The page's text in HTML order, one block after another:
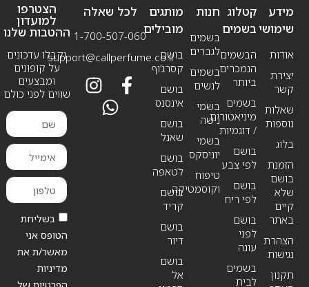
מידע
שימושי
אודות
יצירת
קשר
שאלות
נוספות
בלוג
הזמנת
בושם
שלא
קיים
באתר
הצהרת
נגישות
תקנון
חנות
בשמים
לגברים
בשמים
לנשים
בשמי
נישה
בשמי
יוניסקס
טיפוח
וקוסמטיקה
קטלוג
בשמים
הבשמים
הנמכרים
ביותר
בשמים
מיניאטורים
/ דוגמיות
בושם
לפי צבע
בושם
לפי ריח
בושם
לפני
עונה
בשמים
לבית
מותגים
מובילים
בושם
קסרג’וף
בושם
אינסנס
בושם
שאנל
בושם
לטאפה
בושם
קריד
בושם
דיור
בושם
אל
לכל שאלה
1-700-507-060
support@callperfume.co.il
הצטרפו
למועדון
ההטבות שלנו
וקבלו עדכונים
על קופונים
ומבצעים
שווים לפני כולם
בשליחת
הטופס אני
מאשר/ת את
מדיניות